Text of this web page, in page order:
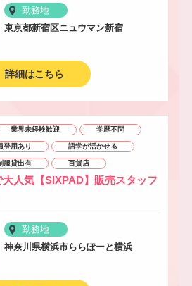
勤務地
東京都新宿区ニュウマン新宿
詳細はこちら
業界未経験歓迎 学歴不問
登用あり 語学が活かせる
服貸出有 百貨店
大人気【SIXPAD】販売スタッフ
勤務地
神奈川県横浜市ららぽーと横浜